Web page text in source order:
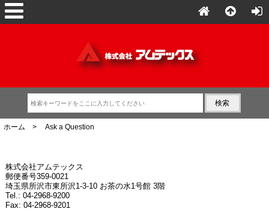
ホーム > Ask a Question
株式会社アムテックス
郵便番号359-0021
埼玉県所沢市東所沢1-3-10 お茶の水1号館 3階
Tel.: 04-2968-9200
Fax: 04-2968-9201